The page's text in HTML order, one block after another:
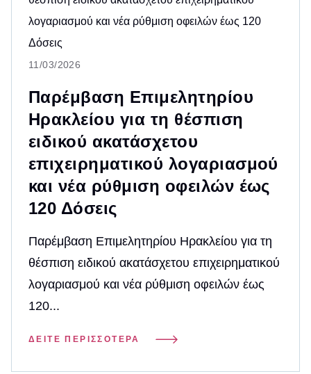
11/03/2026
Παρέμβαση Επιμελητηρίου
Ηρακλείου για τη θέσπιση
ειδικού ακατάσχετου
επιχειρηματικού λογαριασμού
και νέα ρύθμιση οφειλών έως
120 Δόσεις
Παρέμβαση Επιμελητηρίου Ηρακλείου για τη
θέσπιση ειδικού ακατάσχετου επιχειρηματικού
λογαριασμού και νέα ρύθμιση οφειλών έως
120...
ΔΕΊΤΕ ΠΕΡΙΣΣΌΤΕΡΑ